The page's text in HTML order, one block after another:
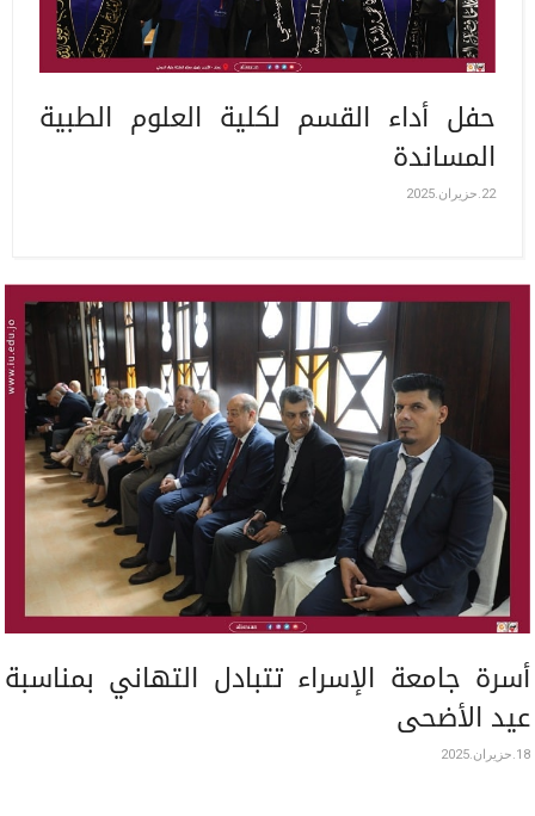
حفل أداء القسم لكلية العلوم الطبية
المساندة
22.حزيران.2025
أسرة جامعة الإسراء تتبادل التهاني بمناسبة
عيد الأضحى
18.حزيران.2025